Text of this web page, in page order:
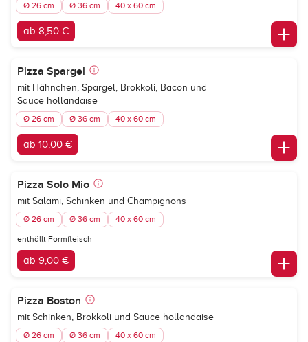
Ø 26 cm Ø 36 cm 40 x 60 cm
ab 8,50 €
Pizza Spargel
mit Hähnchen, Spargel, Brokkoli, Bacon und
Sauce hollandaise
Ø 26 cm Ø 36 cm 40 x 60 cm
ab 10,00 €
Pizza Solo Mio
mit Salami, Schinken und Champignons
Ø 26 cm Ø 36 cm 40 x 60 cm
enthällt Formfleisch
ab 9,00 €
Pizza Boston
mit Schinken, Brokkoli und Sauce hollandaise
Ø 26 cm Ø 36 cm 40 x 60 cm